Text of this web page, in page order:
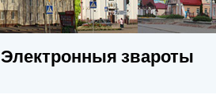
Электронныя звароты